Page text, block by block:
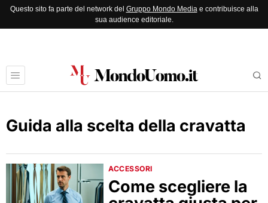
Questo sito fa parte del network del Gruppo Mondo Mediae contribuisce alla
sua audience editoriale.
Guida alla scelta della cravatta
ACCESSORI
Come scegliere la